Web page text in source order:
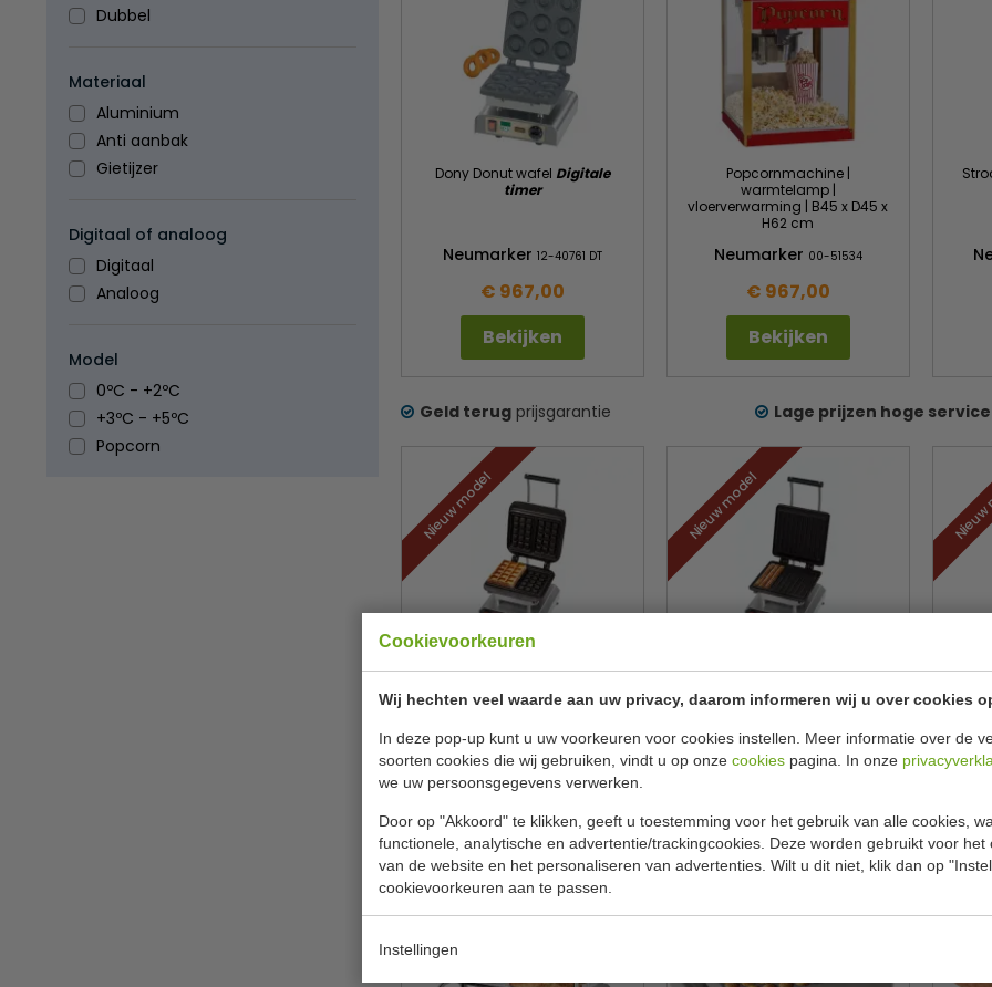
Cookievoorkeuren
Wij hechten veel waarde aan uw privacy, daarom informeren wij u over cookies
In deze pop-up kunt u uw voorkeuren voor cookies instellen. Meer informatie over de
soorten cookies die wij gebruiken, vindt u op onze cookies pagina. In onze
we uw persoonsgegevens verwerken.
Door op "Akkoord" te klikken, geeft u toestemming voor het gebruik van alle cookies,
functionele, analytische en advertentie/trackingcookies. Deze worden gebruikt voor het
van de website en het personaliseren van advertenties. Wilt u dit niet, klik dan op
cookievoorkeuren aan te passen.
Instellingen
Dubbel
Materiaal
Aluminium
Anti aanbak
Gietijzer
Digitaal of analoog
Digitaal
Analoog
Model
0ºC - +2ºC
+3ºC - +5ºC
Popcorn
Dony Donut wafel Digitale
timer
Neumarker 12-40761 DT
€ 967,00
Bekijken
Popcornmachine |
warmtelamp |
vloerverwarming | B45 x D45 x
H62 cm
Neumarker 00-51534
€ 967,00
Bekijken
Nieuw model
Brusselse wafelijzer |
Neumarker 12-40801-15
€ 998,00
Bekijken
Nieuw model
Churros bakapparaat |
Neumarker 12-40801-72
€ 998,00
Bekijken
Geld terugprijsgarantie Lage prijzen hoge service